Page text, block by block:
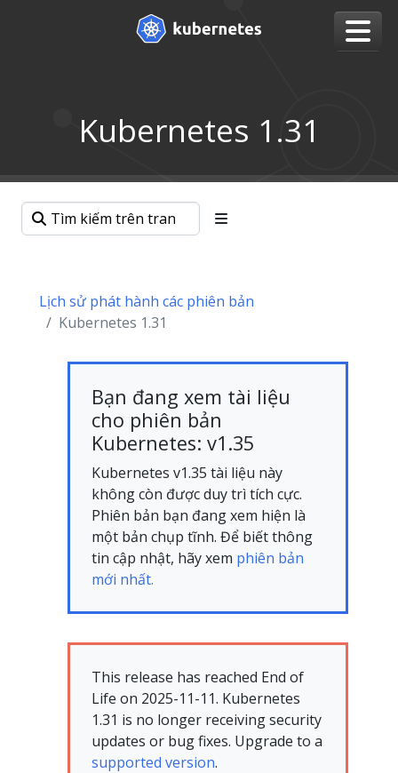
Kubernetes 1.31
Lịch sử phát hành các phiên bản
Kubernetes 1.31
Bạn đang xem tài liệu
cho phiên bản
Kubernetes: v1.35
Kubernetes v1.35 tài liệu này
không còn được duy trì tích cực.
Phiên bản bạn đang xem hiện là
một bản chụp tĩnh. Để biết thông
tin cập nhật, hãy xem phiên bản
mới nhất.
This release has reached End of
Life on 2025-11-11. Kubernetes
1.31 is no longer receiving security
updates or bug fixes. Upgrade to a
supported version.